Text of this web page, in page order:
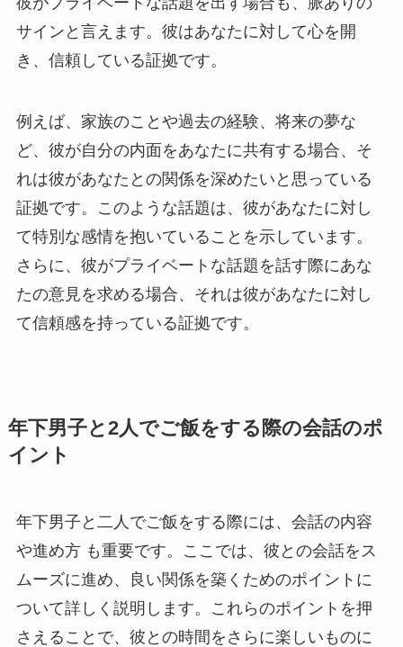
サインと言えます。彼はあなたに対して心を開
き、信頼している証拠です。
例えば、家族のことや過去の経験、将来の夢な
ど、彼が自分の内面をあなたに共有する場合、そ
れは彼があなたとの関係を深めたいと思っている
証拠です。このような話題は、彼があなたに対し
て特別な感情を抱いていることを示しています。
さらに、彼がプライベートな話題を話す際にあな
たの意見を求める場合、それは彼があなたに対し
て信頼感を持っている証拠です。
年下男子と2人でご飯をする際の会話のポ
イント
年下男子と二人でご飯をする際には、会話の内容
や進め方 も重要です。ここでは、彼との会話をス
ムーズに進め、良い関係を築くためのポイントに
ついて詳しく説明します。これらのポイントを押
さえることで、彼との時間をさらに楽しいものに